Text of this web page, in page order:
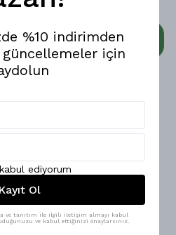
kargo
erkek Polo t-shirt! Modal
hafif ve nefes alabilen yapısıyla
renk seçeneği ile geniş
fit kesimi, vücuda dengeli
tasarımı modern, sade ve
•Ürünlerimiz Mesfeno
%10 indirimden
güncellemeler için
kabul ediyorum
Kayıt Ol
ve tanıtım ile ilgili iletişim almayı kabul
ve kabul ettiğinizi onaylarsınız.